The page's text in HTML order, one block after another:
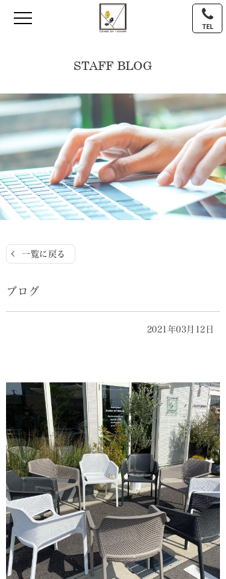
TEL
STAFF BLOG
一覧に戻る
ブログ
2021年03月12日